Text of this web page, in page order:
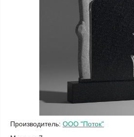
Производитель: ООО "Поток"